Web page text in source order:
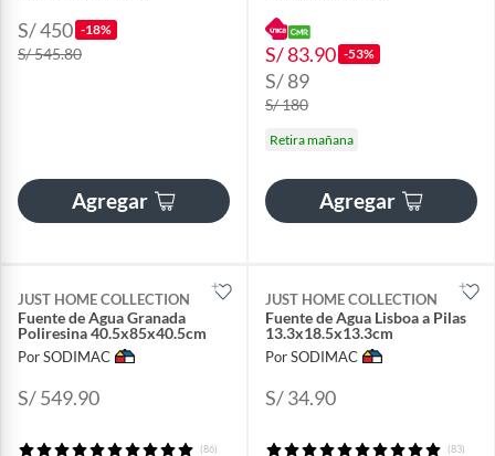
S/ 450 -18%
S/ 545.80
Agregar
S/ 83.90 -53%
S/ 89
S/ 180
Retira mañana
Agregar
JUST HOME COLLECTION
Fuente de Agua Granada
Poliresina 40.5x85x40.5cm
Por SODIMAC
S/ 549.90
(86)
JUST HOME COLLECTION
Fuente de Agua Lisboa a Pilas
13.3x18.5x13.3cm
Por SODIMAC
S/ 34.90
(83)